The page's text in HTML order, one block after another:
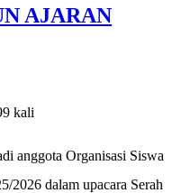
AJARAN
kali
anggota Organisasi Siswa
2026 dalam upacara Serah